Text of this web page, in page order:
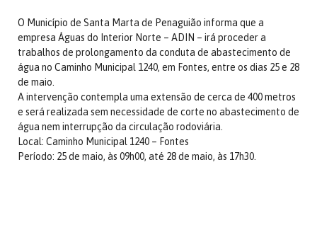
O Município de Santa Marta de Penaguião informa que a
empresa Águas do Interior Norte – ADIN – irá proceder a
trabalhos de prolongamento da conduta de abastecimento de
água no Caminho Municipal 1240, em Fontes, entre os dias 25 e 28
de maio.
A intervenção contempla uma extensão de cerca de 400 metros
e será realizada sem necessidade de corte no abastecimento de
água nem interrupção da circulação rodoviária.
Local: Caminho Municipal 1240 – Fontes
Período: 25 de maio, às 09h00, até 28 de maio, às 17h30.